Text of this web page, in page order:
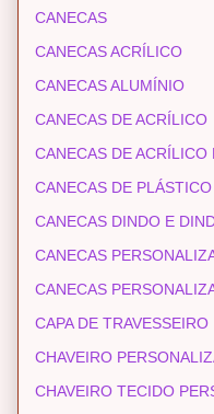
CANECAS
CANECAS ACRÍLICO
CANECAS ALUMÍNIO
CANECAS DE ACRÍLICO
CANECAS DE ACRÍLICO
CANECAS DE
CANECAS DINDO E
CANECAS
CANECAS
CAPA DE TRAVESSEIRO
CHAVEIRO
CHAVEIRO TECIDO